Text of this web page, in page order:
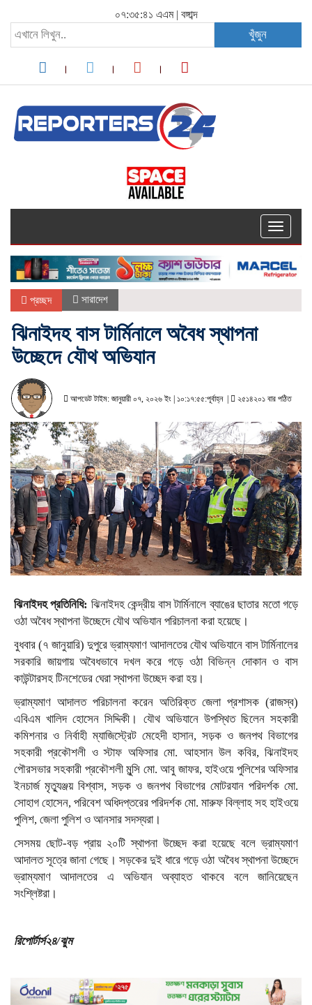
০৭:৩৫:৪১ এএম| বঙ্গাব্দ
খুঁজুন
Toggle
প্রচ্ছদ সারাদেশ
ঝিনাইদহ বাস টার্মিনালে অবৈধ স্থাপনা
উচ্ছেদে যৌথ অভিযান
আপডেট টাইম: জানুয়ারী ০৭, ২০২৬ ইং | ১০:১৭:৫৫:পূর্বাহ্ন | ২৫১৪২০১ বার পঠিত
ঝিনাইদহ প্রতিনিধি: ঝিনাইদহ কেন্দ্রীয় বাস টার্মিনালে ব্যাঙের ছাতার মতো গড়ে
ওঠা অবৈধ স্থাপনা উচ্ছেদে যৌথ অভিযান পরিচালনা করা হয়েছে।
বুধবার (৭ জানুয়ারি) দুপুরে ভ্রাম্যমাণ আদালতের যৌথ অভিযানে বাস টার্মিনালের
সরকারি জায়গায় অবৈধভাবে দখল করে গড়ে ওঠা বিভিন্ন দোকান ও বাস
কাউন্টারসহ টিনশেডের ঘেরা স্থাপনা উচ্ছেদ করা হয়।
ভ্রাম্যমাণ আদালত পরিচালনা করেন অতিরিক্ত জেলা প্রশাসক (রাজস্ব)
এবিএম খালিদ হোসেন সিদ্দিকী। যৌথ অভিযানে উপস্থিত ছিলেন সহকারী
কমিশনার ও নির্বাহী ম্যাজিস্ট্রেট মেহেদী হাসান, সড়ক ও জনপথ বিভাগের
সহকারী প্রকৌশলী ও স্টাফ অফিসার মো. আহসান উল কবির, ঝিনাইদহ
পৌরসভার সহকারী প্রকৌশলী মুন্সি মো. আবু জাফর, হাইওয়ে পুলিশের অফিসার
ইনচার্জ মৃত্যুঞ্জয় বিশ্বাস, সড়ক ও জনপথ বিভাগের মোটরযান পরিদর্শক মো.
সোহাগ হোসেন, পরিবেশ অধিদপ্তরের পরিদর্শক মো. মারুফ বিল্লাহ সহ হাইওয়ে
পুলিশ, জেলা পুলিশ ও আনসার সদস্যরা।
সেসময় ছোট-বড় প্রায় ২০টি স্থাপনা উচ্ছেদ করা হয়েছে বলে ভ্রাম্যমাণ
আদালত সূত্রে জানা গেছে। সড়কের দুই ধারে গড়ে ওঠা অবৈধ স্থাপনা উচ্ছেদে
ভ্রাম্যমাণ আদালতের এ অভিযান অব্যাহত থাকবে বলে জানিয়েছেন
সংশ্লিষ্টরা।
রিপোর্টার্স২৪/ঝুম